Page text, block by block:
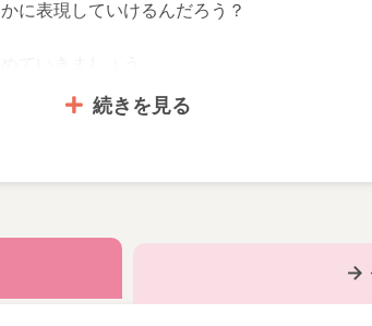
に表現していけるんだろう？
に見て、感じて、描くを大切に楽しく絵を
続きを見る